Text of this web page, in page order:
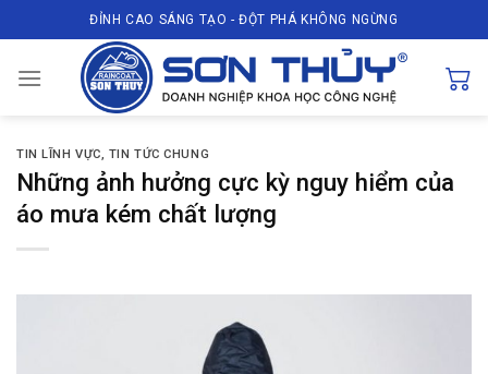
to
content
ĐỈNH CAO SÁNG TẠO - ĐỘT PHÁ KHÔNG NGỪNG
TIN LĨNH VỰC, TIN TỨC CHUNG
Những ảnh hưởng cực kỳ nguy hiểm của
áo mưa kém chất lượng